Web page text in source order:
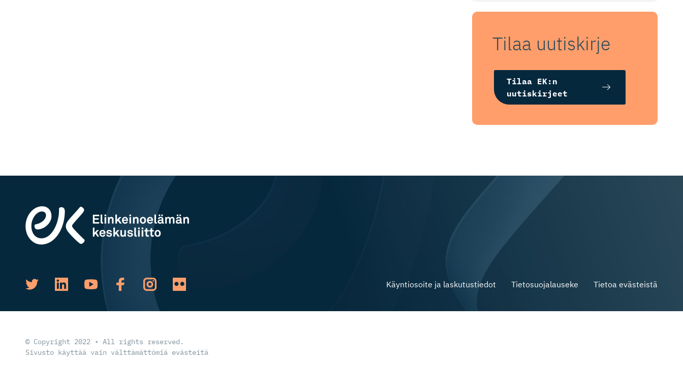
Tilaa uutiskirje
Tilaa EK:n
uutiskirjeet
Käyntiosoite ja laskutustiedot Tietosuojalauseke Tietoa evästeistä
© Copyright 2022 • All rights reserved.
Sivusto käyttää vain välttämättömiä evästeitä